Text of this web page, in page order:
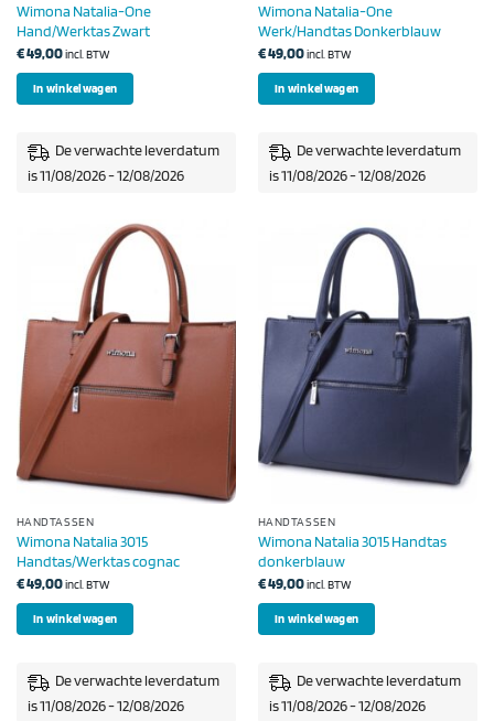
Wimona Natalia-One
Hand/Werktas Zwart
€49,00incl. BTW
In winkelwagen
De verwachte leverdatum
is 11/08/2026 - 12/08/2026
Wimona Natalia-One
Werk/Handtas Donkerblauw
€49,00incl. BTW
In winkelwagen
De verwachte leverdatum
is 11/08/2026 - 12/08/2026
HANDTASSEN
Wimona Natalia 3015
Handtas/Werktas cognac
€49,00incl. BTW
In winkelwagen
De verwachte leverdatum
is 11/08/2026 - 12/08/2026
HANDTASSEN
Wimona Natalia 3015 Handtas
donkerblauw
€49,00incl. BTW
In winkelwagen
De verwachte leverdatum
is 11/08/2026 - 12/08/2026